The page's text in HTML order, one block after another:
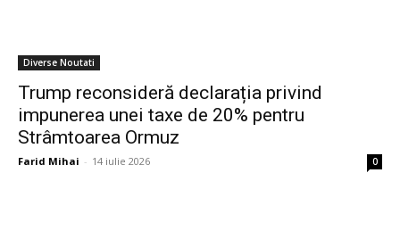
Diverse Noutati
Trump reconsideră declarația privind
impunerea unei taxe de 20% pentru
Strâmtoarea Ormuz
Farid Mihai - 14 iulie 2026 0